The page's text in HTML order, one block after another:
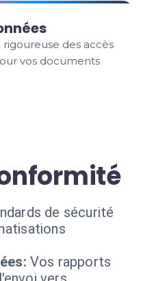
des accès
vos documents
de sécurité
Vos rapports